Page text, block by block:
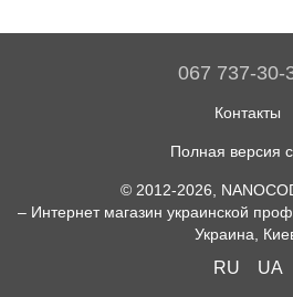
067 737-30-
Контакты
Полная версия
© 2012-2026,
– Интернет магазин украинской
Украина,
RU UA